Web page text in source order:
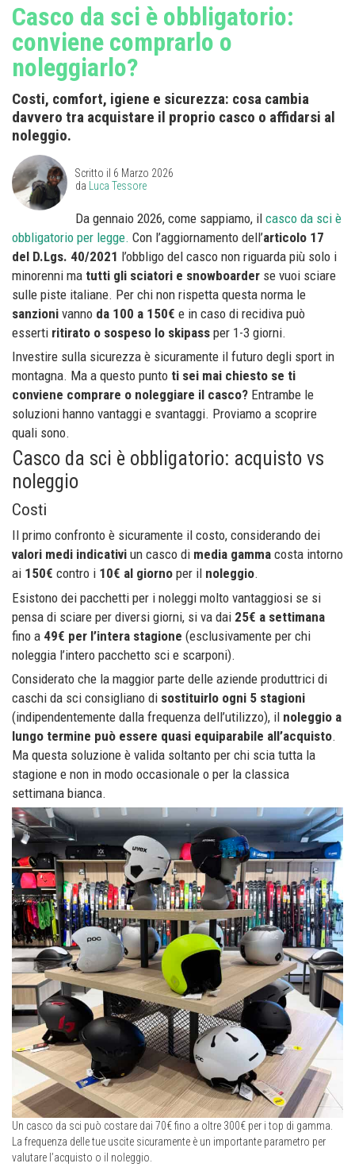
Casco da sci è obbligatorio:
conviene comprarlo o
noleggiarlo?
Costi, comfort, igiene e sicurezza: cosa cambia
davvero tra acquistare il proprio casco o affidarsi al
noleggio.
Scritto il 6 Marzo 2026
da Luca Tessore
Da gennaio 2026, come sappiamo, il casco da sci è
obbligatorio per legge. Con l’aggiornamento dell’articolo 17
del D.Lgs. 40/2021 l’obbligo del casco non riguarda più solo i
minorenni ma tutti gli sciatori e snowboarder se vuoi sciare
sulle piste italiane. Per chi non rispetta questa norma le
sanzioni vanno da 100 a 150€ e in caso di recidiva può
esserti ritirato o sospeso lo skipass per 1-3 giorni.
Investire sulla sicurezza è sicuramente il futuro degli sport in
montagna. Ma a questo punto ti sei mai chiesto se ti
conviene comprare o noleggiare il casco? Entrambe le
soluzioni hanno vantaggi e svantaggi. Proviamo a scoprire
quali sono.
Casco da sci è obbligatorio: acquisto vs
noleggio
Costi
Il primo confronto è sicuramente il costo, considerando dei
valori medi indicativi un casco di media gamma costa intorno
ai 150€ contro i 10€ al giorno per il noleggio.
Esistono dei pacchetti per i noleggi molto vantaggiosi se si
pensa di sciare per diversi giorni, si va dai 25€ a settimana
fino a 49€ per l’intera stagione (esclusivamente per chi
noleggia l’intero pacchetto sci e scarponi).
Considerato che la maggior parte delle aziende produttrici di
caschi da sci consigliano di sostituirlo ogni 5 stagioni
(indipendentemente dalla frequenza dell’utilizzo), il noleggio a
lungo termine può essere quasi equiparabile all’acquisto.
Ma questa soluzione è valida soltanto per chi scia tutta la
stagione e non in modo occasionale o per la classica
settimana bianca.
Un casco da sci può costare dai 70€ fino a oltre 300€ per i top di gamma.
La frequenza delle tue uscite sicuramente è un importante parametro per
valutare l’acquisto o il noleggio.